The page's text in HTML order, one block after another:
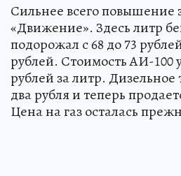
Сильнее всего повышение
«Движение». Здесь литр
подорожал с 68 до 73
рублей. Стоимость АИ-100
рублей за литр.
два рубля и теперь
Цена на газ осталась